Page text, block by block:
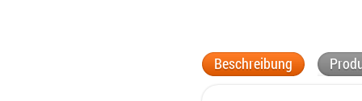
Beschreibung